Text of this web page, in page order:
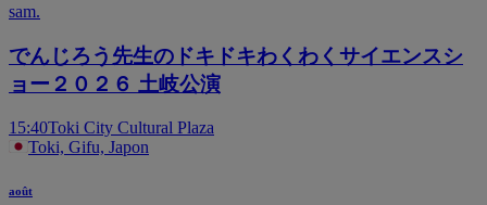
sam.
でんじろう先生のドキドキわくわくサイエンスシ
ョー２０２６ 土岐公演
15:40Toki City Cultural Plaza
Toki, Gifu, Japon
août